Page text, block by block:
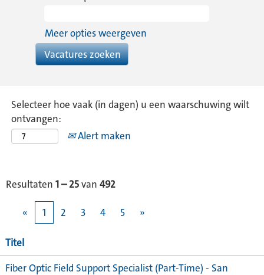
Meer opties weergeven
Selecteer hoe vaak (in dagen) u een waarschuwing wilt
ontvangen:
Alert maken
Resultaten 1 – 25van 492
« 1 2 3 4 5 »
Titel
Fiber Optic Field Support Specialist (Part-Time) - San